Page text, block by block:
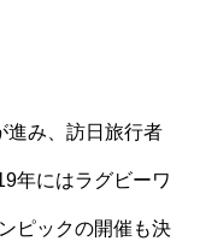
進み、訪日旅行者
年にはラグビーワ
ピックの開催も決